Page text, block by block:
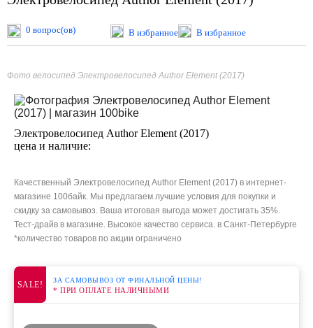
0 вопрос(ов) В избранное В избранное
Фото велосипед Электровелосипед Author Element (2017)
Электровелосипед Author Element (2017)
цена и наличие:
Качественный Электровелосипед Author Element (2017) в интернет-
магазине 100байк. Мы предлагаем лучшие условия для покупки и
скидку за самовывоз. Ваша итоговая выгода может достигать 35%.
Тест-драйв в магазине. Высокое качество сервиса. в Санкт-Петербурге
*количество товаров по акции ограничено
SALE! ЗА САМОВЫВОЗ ОТ ФИНАЛЬНОЙ ЦЕНЫ!
* ПРИ ОПЛАТЕ НАЛИЧНЫМИ